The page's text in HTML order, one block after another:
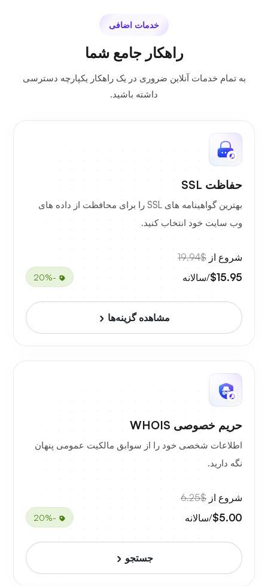
خدمات اضافی
راهکار جامع شما
به تمام خدمات آنلاین ضروری در یک راهکار یکپارچه دسترسی
داشته باشید.
حفاظت SSL
بهترین گواهینامه های SSL را برای محافظت از داده های
وب سایت خود انتخاب کنید.
شروع از $19.94
$15.95/سالانه -20%
مشاهده گزینه‌ها
حریم خصوصی WHOIS
اطلاعات شخصی خود را از سوابق مالکیت عمومی پنهان
نگه دارید.
شروع از $6.25
$5.00/سالانه -20%
جستجو